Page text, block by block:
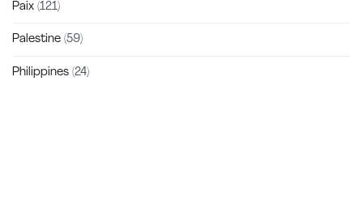
Paix (121)
Palestine (59)
Philippines (24)